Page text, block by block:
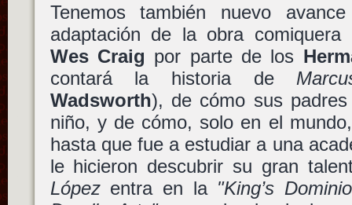
Tenemos también nuevo
adaptación de la obra
Wes Craig por parte de los
contará la historia de
Wadsworth), de cómo sus
niño, y de cómo, solo en el
hasta que fue a estudiar a una
le hicieron descubrir su gran
Lópezentra en la "King’s